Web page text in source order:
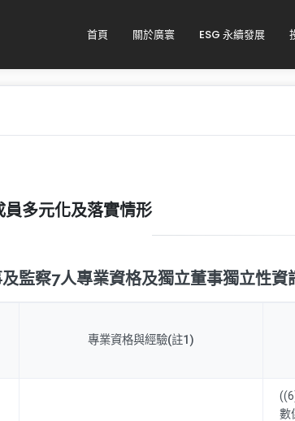
首頁 關於廣寰 ESG 永續發展
員多元化及落實情形
監察7人專業資格及獨立董事獨立性資
專業資格與經驗(註1)
數